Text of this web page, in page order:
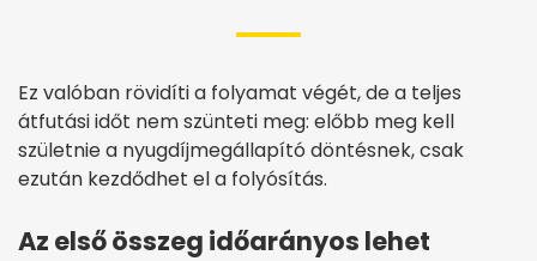
Ez valóban rövidíti a folyamat végét, de a teljes
átfutási időt nem szünteti meg: előbb meg kell
születnie a nyugdíjmegállapító döntésnek, csak
ezután kezdődhet el a folyósítás.
Az első összeg időarányos lehet